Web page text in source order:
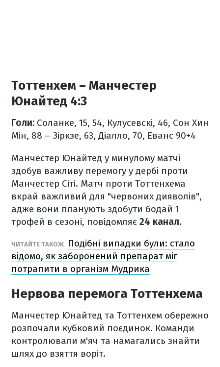
Тоттенхем – Манчестер
Юнайтед 4:3
Голи: Соланке, 15, 54, Кулусевскі, 46, Сон Хин
Мін, 88 – Зіркзе, 63, Діалло, 70, Еванс 90+4
Манчестер Юнайтед у минулому матчі
здобув важливу перемогу у дербі проти
Манчестер Сіті. Матч проти Тоттенхема
вкрай важливий для "червоних дияволів",
адже вони планують здобути бодай 1
трофей в сезоні, повідомляє 24 канал.
ЧИТАЙТЕ ТАКОЖ
Подібні випадки були: стало
відомо, як заборонений препарат міг
потрапити в організм Мудрика
Нервова перемога Тоттенхема
Манчестер Юнайтед та Тоттенхем обережно
розпочали кубковий поєдинок. Команди
контролювали м'яч та намагались знайти
шлях до взяття воріт.